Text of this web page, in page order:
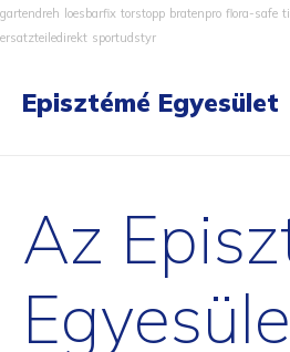
gartendreh loesbarfix torstopp bratenpro flora-safe
ersatzteiledirekt sportudstyr
Episztémé Egyesület
Az